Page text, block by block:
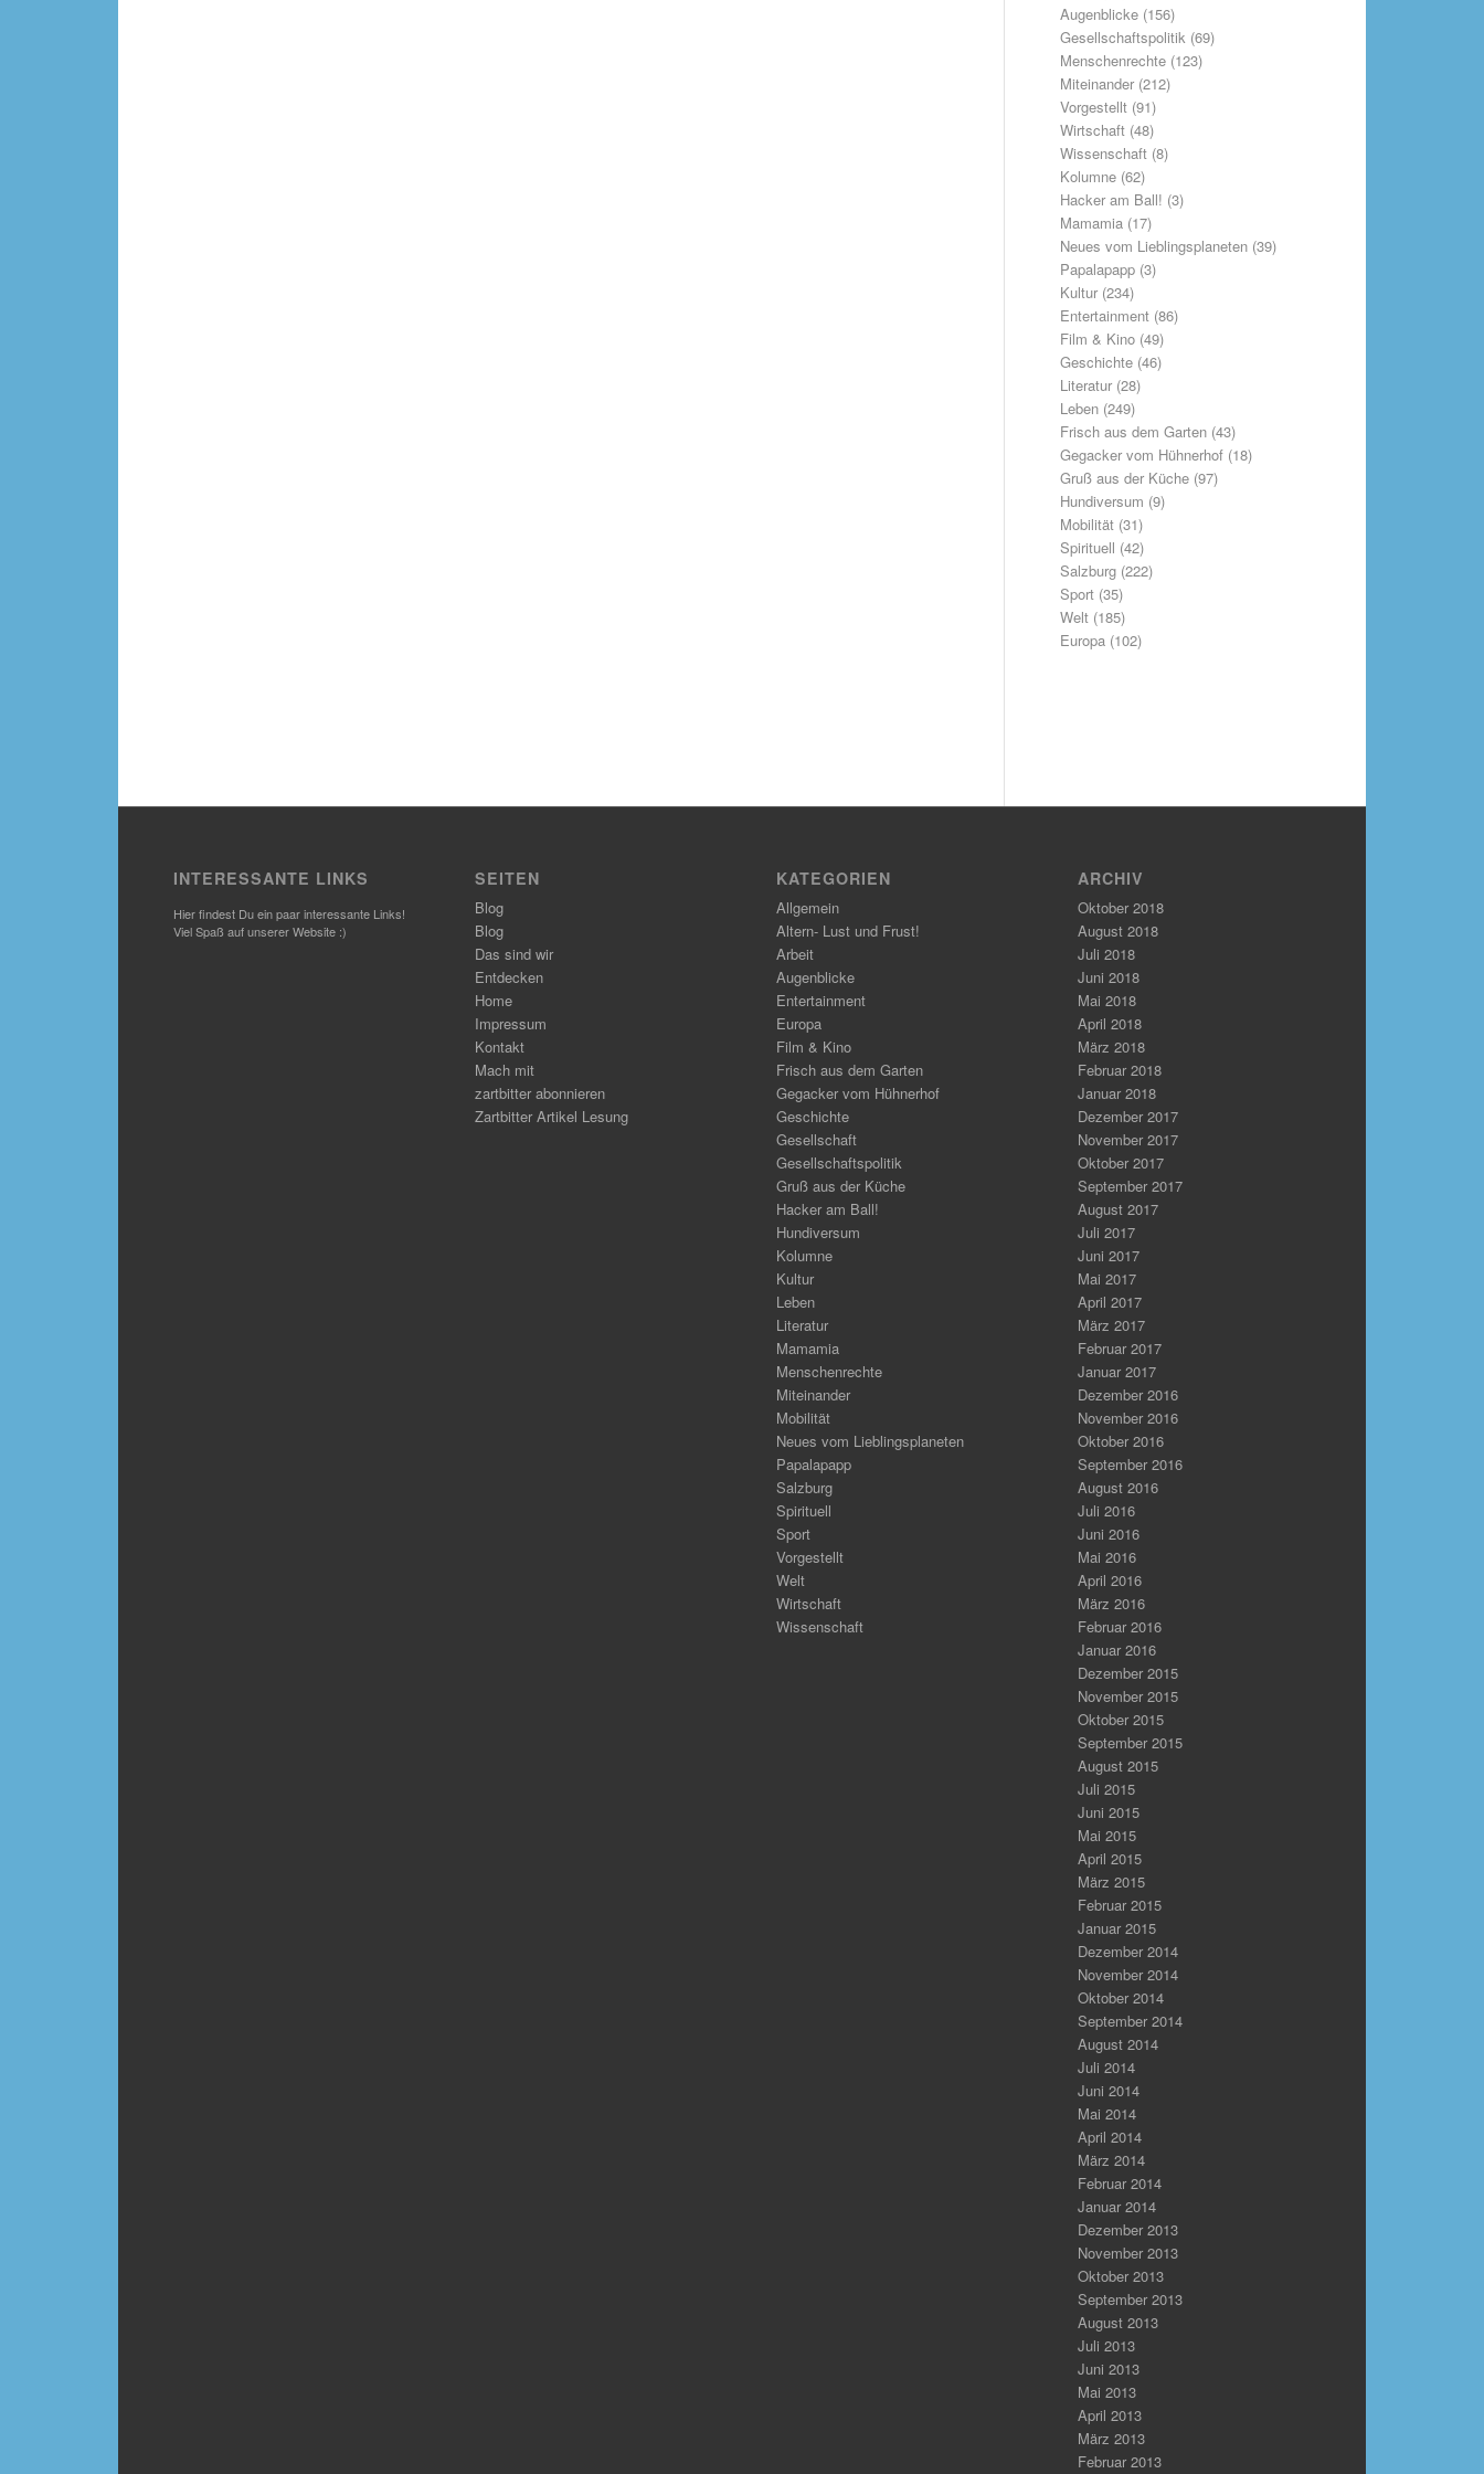
Augenblicke(156)
Gesellschaftspolitik(69)
Menschenrechte(123)
Miteinander(212)
Vorgestellt(91)
Wirtschaft(48)
Wissenschaft(8)
Kolumne(62)
Hacker am Ball! (3)
Mamamia(17)
Neues vom Lieblingsplaneten(39)
Papalapapp(3)
Kultur(234)
Entertainment(86)
Film & Kino(49)
Geschichte(46)
Literatur(28)
Leben(249)
Frisch aus dem Garten(43)
Gegacker vom Hühnerhof(18)
Gruß aus der Küche(97)
Hundiversum (9)
Mobilität(31)
Spirituell (42)
Salzburg(222)
Sport(35)
Welt(185)
Europa(102)
INTERESSANTE LINKS
Hier findest Du ein paar interessante Links!
Viel Spaß auf unserer Website :)
SEITEN
Blog
Blog
Das sind wir
Entdecken
Home
Impressum
Kontakt
Mach mit
zartbitter abonnieren
Zartbitter Artikel Lesung
KATEGORIEN
Allgemein
Altern- Lust und Frust!
Arbeit
Augenblicke
Entertainment
Europa
Film & Kino
Frisch aus dem Garten
Gegacker vom Hühnerhof
Geschichte
Gesellschaft
Gesellschaftspolitik
Gruß aus der Küche
Hacker am Ball!
Hundiversum
Kolumne
Kultur
Leben
Literatur
Mamamia
Menschenrechte
Miteinander
Mobilität
Neues vom Lieblingsplaneten
Papalapapp
Salzburg
Spirituell
Sport
Vorgestellt
Welt
Wirtschaft
Wissenschaft
ARCHIV
Oktober 2018
August 2018
Juli 2018
Juni 2018
Mai 2018
April 2018
März 2018
Februar 2018
Januar 2018
Dezember 2017
November 2017
Oktober 2017
September 2017
August 2017
Juli 2017
Juni 2017
Mai 2017
April 2017
März 2017
Februar 2017
Januar 2017
Dezember 2016
November 2016
Oktober 2016
September 2016
August 2016
Juli 2016
Juni 2016
Mai 2016
April 2016
März 2016
Februar 2016
Januar 2016
Dezember 2015
November 2015
Oktober 2015
September 2015
August 2015
Juli 2015
Juni 2015
Mai 2015
April 2015
März 2015
Februar 2015
Januar 2015
Dezember 2014
November 2014
Oktober 2014
September 2014
August 2014
Juli 2014
Juni 2014
Mai 2014
April 2014
März 2014
Februar 2014
Januar 2014
Dezember 2013
November 2013
Oktober 2013
September 2013
August 2013
Juli 2013
Juni 2013
Mai 2013
April 2013
März 2013
Februar 2013